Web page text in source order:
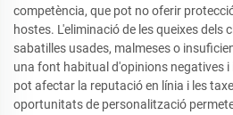
competència, que pot no oferir
hostes. L'eliminació de les queixes dels
sabatilles usades, malmeses o
una font habitual d'opinions negatives
pot afectar la reputació en línia i les
oportunitats de personalització